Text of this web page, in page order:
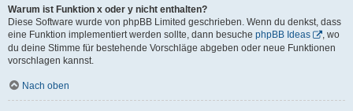
Warum ist Funktion x oder y nicht enthalten?
Diese Software wurde von phpBB Limited geschrieben. Wenn du denkst, dass
eine Funktion implementiert werden sollte, dann besuche phpBB Ideas
, wo
du deine Stimme für bestehende Vorschläge abgeben oder neue Funktionen
vorschlagen kannst.
Nach oben